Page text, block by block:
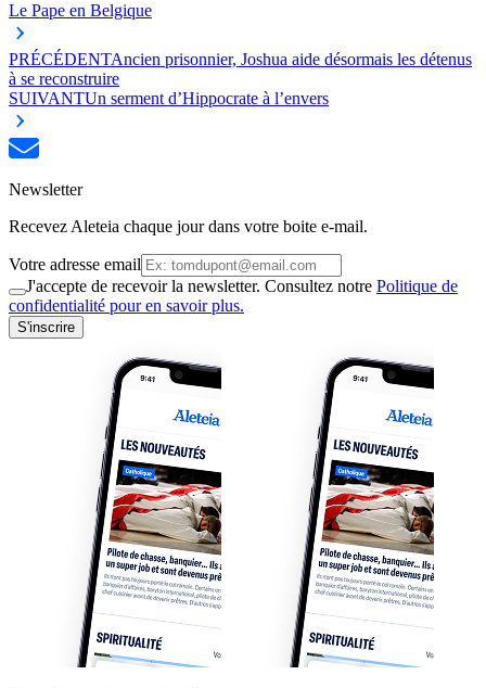
Le Pape en Belgique
PRÉCÉDENTAncien prisonnier, Joshua aide désormais les détenus
à se reconstruire
SUIVANTUn serment d’Hippocrate à l’envers
Newsletter
Recevez Aleteia chaque jour dans votre boite e-mail.
Votre adresse email
J'accepte de recevoir la newsletter. Consultez notre Politique de
confidentialité pour en savoir plus.
S'inscrire